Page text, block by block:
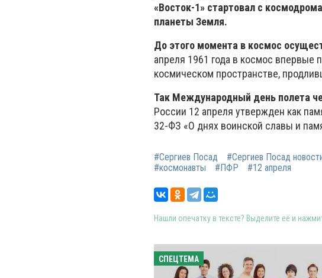
«Восток-1» стартовал с
планеты Земля.
До этого момента в космос
апреля 1961 года в космос впервые
космическом пространстве,
Так Международный день полета
России 12 апреля утвержден как
32-ФЗ «О днях воинской славы и
#Сергиев Посад #Сергиев Посад
#космонавты
#ПФР #12 апреля
Нашли опечатку в тексте? Выделите её и
СПЕЦТЕМА